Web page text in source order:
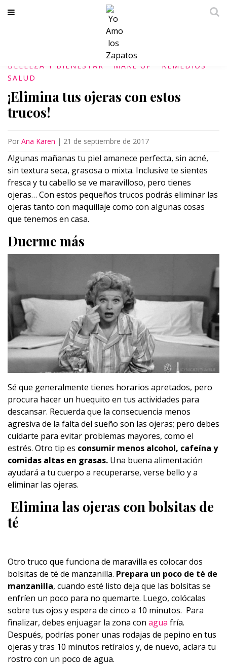
BELLEZA Y BIENESTAR MAKE UP
REMEDIOS
SALUD
¡Elimina tus ojeras con estos
trucos!
Por Ana Karen | 21 de septiembre de 2017
Algunas mañanas tu piel amanece perfecta, sin acné,
sin textura seca, grasosa o mixta. Inclusive te sientes
fresca y tu cabello se ve maravilloso, pero tienes
ojeras… Con estos pequeños trucos podrás eliminar las
ojeras tanto con maquillaje como con algunas cosas
que tenemos en casa.
Duerme más
Sé que generalmente tienes horarios apretados, pero
procura hacer un huequito en tus actividades para
descansar. Recuerda que la consecuencia menos
agresiva de la falta del sueño son las ojeras; pero debes
cuidarte para evitar problemas mayores, como el
estrés. Otro tip es consumir menos alcohol, cafeína y
comidas altas en grasas. Una buena alimentación
ayudará a tu cuerpo a recuperarse, verse bello y a
eliminar las ojeras.
Elimina las ojeras con bolsitas de
té
Otro truco que funciona de maravilla es colocar dos
bolsitas de té de manzanilla. Prepara un poco de té de
manzanilla, cuando esté listo deja que las bolsitas se
enfríen un poco para no quemarte. Luego, colócalas
sobre tus ojos y espera de cinco a 10 minutos. Para
finalizar, debes enjuagar la zona con agua fría.
Después, podrías poner unas rodajas de pepino en tus
ojeras y tras 10 minutos retíralos y, de nuevo, aclara tu
rostro con un poco de agua.